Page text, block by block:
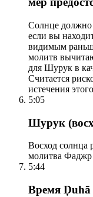
Солнце должно
если вы
видимым
молитв
для Шурук в
Считается
истечения
5:05
Шурук
Восход солнца
молитва
5:44
Время Ḍuhā